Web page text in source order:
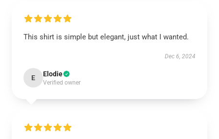
This shirt is simple but elegant, just what I wanted.
Dec 6, 2024
E Elodie
Verified owner